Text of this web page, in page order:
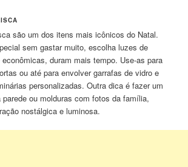
são um dos itens mais icônicos do Natal.
sem gastar muito, escolha luzes de
duram mais tempo. Use-as para
ou até para envolver garrafas de vidro e
personalizadas. Outra dica é fazer um
ou molduras com fotos da família,
nostálgica e luminosa.